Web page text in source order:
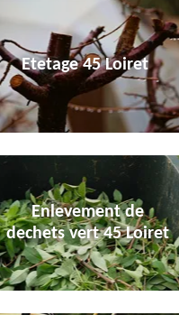
Etetage 45 Loiret
Enlevement de
dechets vert 45 Loiret